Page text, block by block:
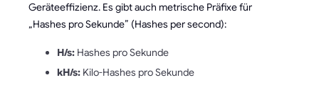
Geräteeffizienz. Es gibt auch metrische Präfixe für
„Hashes pro Sekunde” (Hashes per second):
H/s: Hashes pro Sekunde
kH/s: Kilo-Hashes pro Sekunde